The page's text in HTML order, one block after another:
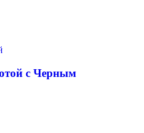
с Черным